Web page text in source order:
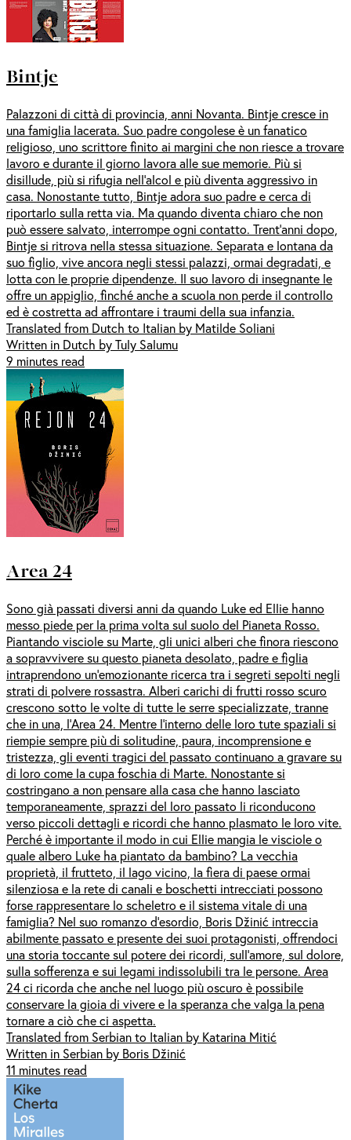
Bintje
Palazzoni di città di provincia, anni Novanta. Bintje cresce in
una famiglia lacerata. Suo padre congolese è un fanatico
religioso, uno scrittore finito ai margini che non riesce a trovare
lavoro e durante il giorno lavora alle sue memorie. Più si
disillude, più si rifugia nell’alcol e più diventa aggressivo in
casa. Nonostante tutto, Bintje adora suo padre e cerca di
riportarlo sulla retta via. Ma quando diventa chiaro che non
può essere salvato, interrompe ogni contatto. Trent’anni dopo,
Bintje si ritrova nella stessa situazione. Separata e lontana da
suo figlio, vive ancora negli stessi palazzi, ormai degradati, e
lotta con le proprie dipendenze. Il suo lavoro di insegnante le
offre un appiglio, finché anche a scuola non perde il controllo
ed è costretta ad affrontare i traumi della sua infanzia.
Translated from Dutch to Italian by Matilde Soliani
Written in Dutch by Tuly Salumu
9 minutes read
Area 24
Sono già passati diversi anni da quando Luke ed Ellie hanno
messo piede per la prima volta sul suolo del Pianeta Rosso.
Piantando visciole su Marte, gli unici alberi che finora riescono
a sopravvivere su questo pianeta desolato, padre e figlia
intraprendono un’emozionante ricerca tra i segreti sepolti negli
strati di polvere rossastra. Alberi carichi di frutti rosso scuro
crescono sotto le volte di tutte le serre specializzate, tranne
che in una, l’Area 24. Mentre l’interno delle loro tute spaziali si
riempie sempre più di solitudine, paura, incomprensione e
tristezza, gli eventi tragici del passato continuano a gravare su
di loro come la cupa foschia di Marte. Nonostante si
costringano a non pensare alla casa che hanno lasciato
temporaneamente, sprazzi del loro passato li riconducono
verso piccoli dettagli e ricordi che hanno plasmato le loro vite.
Perché è importante il modo in cui Ellie mangia le visciole o
quale albero Luke ha piantato da bambino? La vecchia
proprietà, il frutteto, il lago vicino, la fiera di paese ormai
silenziosa e la rete di canali e boschetti intrecciati possono
forse rappresentare lo scheletro e il sistema vitale di una
famiglia? Nel suo romanzo d’esordio, Boris Džinić intreccia
abilmente passato e presente dei suoi protagonisti, offrendoci
una storia toccante sul potere dei ricordi, sull’amore, sul dolore,
sulla sofferenza e sui legami indissolubili tra le persone. Area
24 ci ricorda che anche nel luogo più oscuro è possibile
conservare la gioia di vivere e la speranza che valga la pena
tornare a ciò che ci aspetta.
Translated from Serbian to Italian by Katarina Mitić
Written in Serbian by Boris Džinić
11 minutes read